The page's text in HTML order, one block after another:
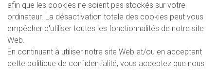
afin que les cookies ne soient pas stockés sur votre
ordinateur. La désactivation totale des cookies peut vous
empêcher d'utiliser toutes les fonctionnalités de notre site
Web.
En continuant à utiliser notre site Web et/ou en acceptant
cette politique de confidentialité, vous acceptez que nous